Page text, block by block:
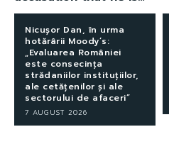
Nicușor Dan, în urma
hotărârii Moody’s:
„Evaluarea României
este consecința
strădaniilor instituțiilor,
ale cetățenilor și ale
sectorului de afaceri”
7 AUGUST 2026